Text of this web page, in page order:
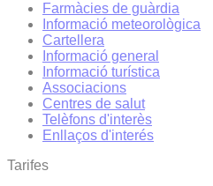
Farmàcies de guàrdia
Informació meteorològica
Cartellera
Informació general
Informació turística
Associacions
Centres de salut
Telèfons d'interès
Enllaços d'interés
Tarifes